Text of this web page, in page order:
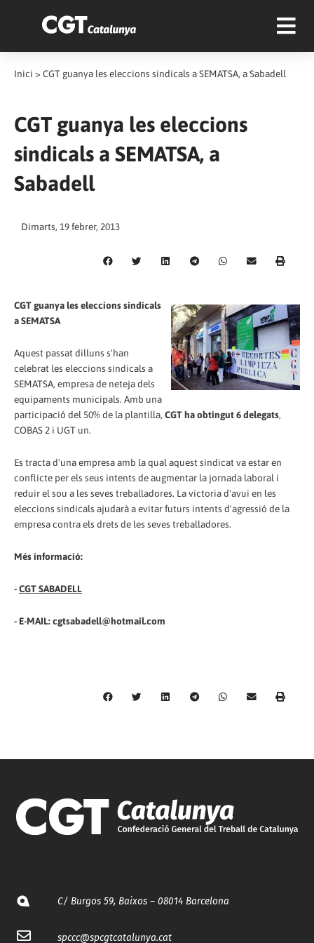
Inici > CGT guanya les eleccions sindicals a SEMATSA, a Sabadell
CGT guanya les eleccions
sindicals a SEMATSA, a
Sabadell
Dimarts, 19 febrer, 2013
CGT guanya les eleccions sindicals
a SEMATSA
Aquest passat dilluns s'han
celebrat les eleccions sindicals a
SEMATSA, empresa de neteja dels
equipaments municipals. Amb una
participació del 50% de la plantilla, CGT ha obtingut 6 delegats,
COBAS 2 i UGT un.
Es tracta d'una empresa amb la qual aquest sindicat va estar en
conflicte per els seus intents de augmentar la jornada laboral i
reduir el sou a les seves treballadores. La victoria d'avui en les
eleccions sindicals ajudarà a evitar futurs intents d'agressió de la
empresa contra els drets de les seves treballadores.
Més informació:
-CGT SABADELL
- E-MAIL: cgtsabadell@hotmail.com
C/ Burgos 59, Baixos – 08014 Barcelona
spccc@spcgtcatalunya.cat